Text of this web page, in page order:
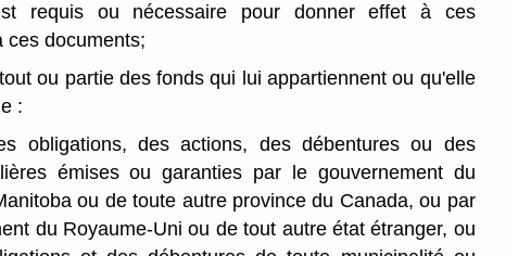
requis ou nécessaire pour donner effet à ces
ces documents;
ou partie des fonds qui lui appartiennent ou qu'elle
:
obligations, des actions, des débentures ou des
émises ou garanties par le gouvernement du
ou de toute autre province du Canada, ou par
du Royaume-Uni ou de tout autre état étranger, ou